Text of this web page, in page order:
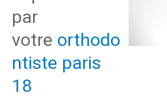
par
votre orthodo
ntiste paris
18